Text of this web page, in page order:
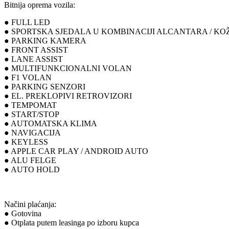
Bitnija oprema vozila:
● FULL LED
● SPORTSKA SJEDALA U KOMBINACIJI ALCANTARA /
● PARKING KAMERA
● FRONT ASSIST
● LANE ASSIST
● MULTIFUNKCIONALNI VOLAN
● F1 VOLAN
● PARKING SENZORI
● EL. PREKLOPIVI RETROVIZORI
● TEMPOMAT
● START/STOP
● AUTOMATSKA KLIMA
● NAVIGACIJA
● KEYLESS
● APPLE CAR PLAY / ANDROID AUTO
● ALU FELGE
● AUTO HOLD
Načini plaćanja:
● Gotovina
● Otplata putem leasinga po izboru kupca